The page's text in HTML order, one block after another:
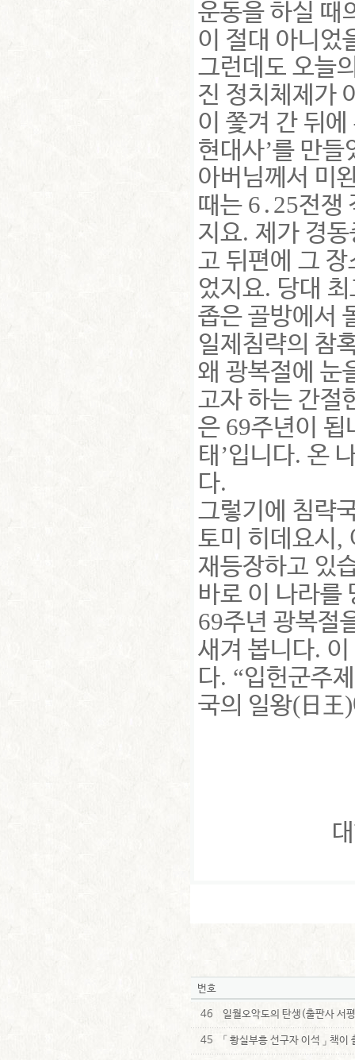
운동을 하실 때
이 절대 아니었
그런데도 오늘
진 정치체제가
이 쫓겨 간 뒤
현대사’를 만들
아버님께서 미
때는 6 ․ 25전쟁
지요. 제가 경
고 뒤편에 그
었지요. 당대
좁은 골방에서
일제침략의 참
왜 광복절에 눈
고자 하는 간절
은 69주년이 됩
태 ’입니다. 온
다.
그렇기에 침략
토미 히데요시 ,
재등장하고 있
바로 이 나라를
69주년 광복절
새겨 봅니다.
다. “입헌군주
국의 일왕( 日王)
번호
46 일월오악도의 탄생(출판사 서
45 「 황실부흥 선구자 이석 」 책